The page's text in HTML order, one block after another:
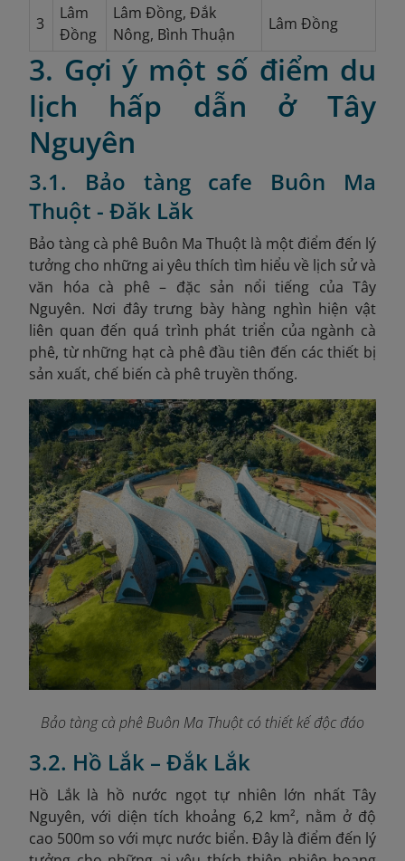
3
Lâm
Đồng
Lâm Đồng, Đắk
Nông, Bình Thuận
Lâm Đồng
3. Gợi ý một số điểm du
lịch hấp dẫn ở Tây
Nguyên
3.1. Bảo tàng cafe Buôn Ma
Thuột - Đăk Lăk
Bảo tàng cà phê Buôn Ma Thuột là một điểm đến lý
tưởng cho những ai yêu thích tìm hiểu về lịch sử và
văn hóa cà phê – đặc sản nổi tiếng của Tây
Nguyên. Nơi đây trưng bày hàng nghìn hiện vật
liên quan đến quá trình phát triển của ngành cà
phê, từ những hạt cà phê đầu tiên đến các thiết bị
sản xuất, chế biến cà phê truyền thống.
Bảo tàng cà phê Buôn Ma Thuột có thiết kế độc đáo
3.2. Hồ Lắk – Đắk Lắk
Hồ Lắk là hồ nước ngọt tự nhiên lớn nhất Tây
Nguyên, với diện tích khoảng 6,2 km², nằm ở độ
cao 500m so với mực nước biển. Đây là điểm đến lý